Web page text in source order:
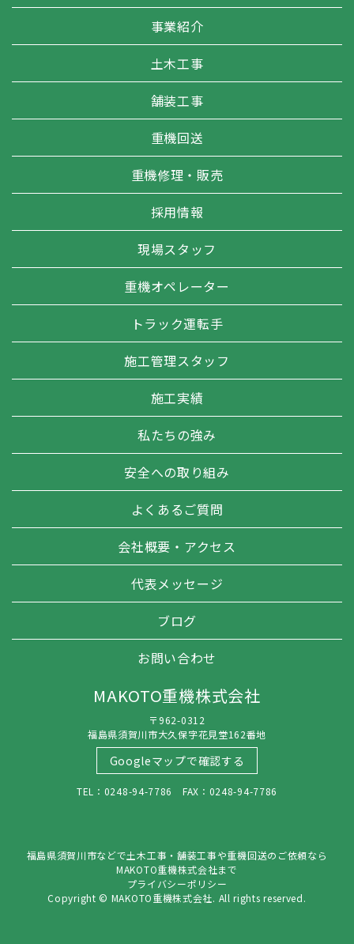
事業紹介
土木工事
舗装工事
重機回送
重機修理・販売
採用情報
現場スタッフ
重機オペレーター
トラック運転手
施工管理スタッフ
施工実績
私たちの強み
安全への取り組み
よくあるご質問
会社概要・アクセス
代表メッセージ
ブログ
お問い合わせ
MAKOTO重機株式会社
〒962-0312
福島県須賀川市大久保字花見堂162番地
Googleマップで確認する
TEL：0248-94-7786 FAX：0248-94-7786
福島県須賀川市などで土木工事・舗装工事や重機回送のご依頼なら
MAKOTO重機株式会社まで
プライバシーポリシー
Copyright © MAKOTO重機株式会社. All rights reserved.